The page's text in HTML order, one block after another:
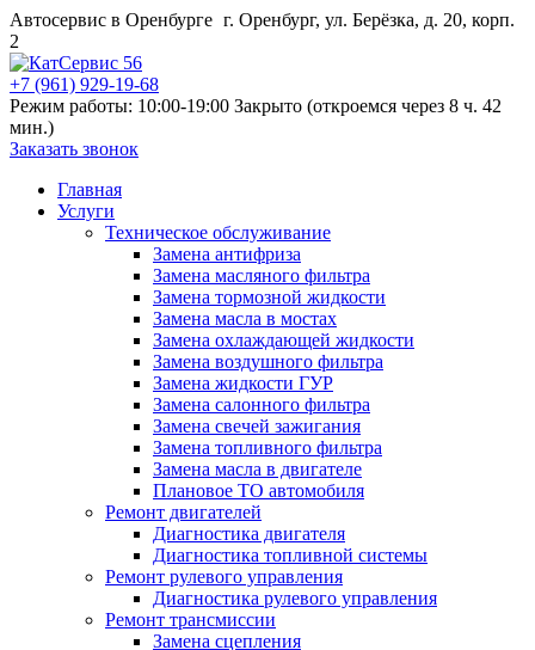
Автосервис в Оренбурге г. Оренбург, ул. Берёзка, д. 20, корп.
2
+7 (961) 929-19-68
Режим работы: 10:00-19:00 Закрыто (откроемся через 8 ч. 42
мин.)
Заказать звонок
Главная
Услуги
Техническое обслуживание
Замена антифриза
Замена масляного фильтра
Замена тормозной жидкости
Замена масла в мостах
Замена охлаждающей жидкости
Замена воздушного фильтра
Замена жидкости ГУР
Замена салонного фильтра
Замена свечей зажигания
Замена топливного фильтра
Замена масла в двигателе
Плановое ТО автомобиля
Ремонт двигателей
Диагностика двигателя
Диагностика топливной системы
Ремонт рулевого управления
Диагностика рулевого управления
Ремонт трансмиссии
Замена сцепления